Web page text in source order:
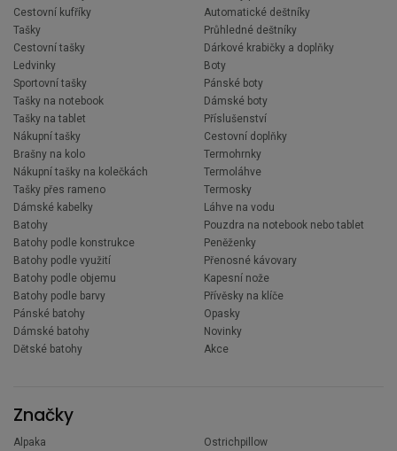
Cestovní kufříky
Tašky
Cestovní tašky
Ledvinky
Sportovní tašky
Tašky na notebook
Tašky na tablet
Nákupní tašky
Brašny na kolo
Nákupní tašky na kolečkách
Tašky přes rameno
Dámské kabelky
Batohy
Batohy podle konstrukce
Batohy podle využití
Batohy podle objemu
Batohy podle barvy
Pánské batohy
Dámské batohy
Dětské batohy
Automatické deštníky
Průhledné deštníky
Dárkové krabičky a doplňky
Boty
Pánské boty
Dámské boty
Příslušenství
Cestovní doplňky
Termohrnky
Termoláhve
Termosky
Láhve na vodu
Pouzdra na notebook nebo tablet
Peněženky
Přenosné kávovary
Kapesní nože
Přívěsky na klíče
Opasky
Novinky
Akce
Značky
Alpaka
Ostrichpillow